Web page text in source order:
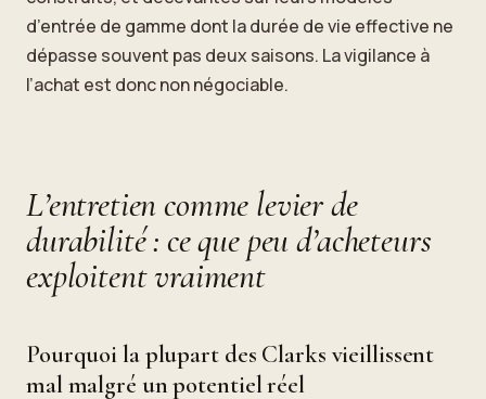
d’entrée de gamme dont la durée de vie effective ne
dépasse souvent pas deux saisons. La vigilance à
l’achat est donc non négociable.
L’entretien comme levier de
durabilité : ce que peu d’acheteurs
exploitent vraiment
Pourquoi la plupart des Clarks vieillissent
mal malgré un potentiel réel